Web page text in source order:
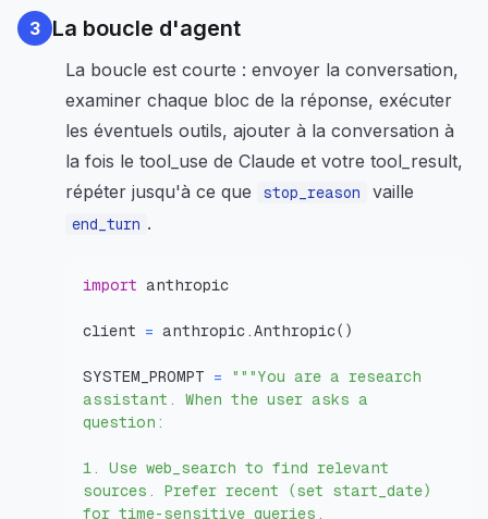
3 La boucle d'agent
La boucle est courte : envoyer la conversation,
examiner chaque bloc de la réponse, exécuter
les éventuels outils, ajouter à la conversation à
la fois le tool_use de Claude et votre tool_result,
répéter jusqu'à ce que
stop_reason vaille
end_turn .
import
client = anthropic .Anthropic( )
SYSTEM_PROMPT =
"""You are a research
assistant. When the user asks a
1. Use web_search to find relevant
sources. Prefer recent (set start_date)